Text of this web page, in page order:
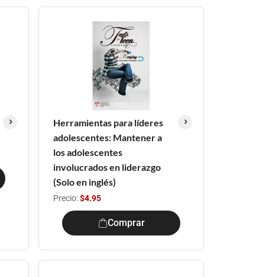
Herramientas para líderes
adolescentes: Mantener a
los adolescentes
involucrados en liderazgo
(Solo en inglés)
Precio:$4.95
Comprar